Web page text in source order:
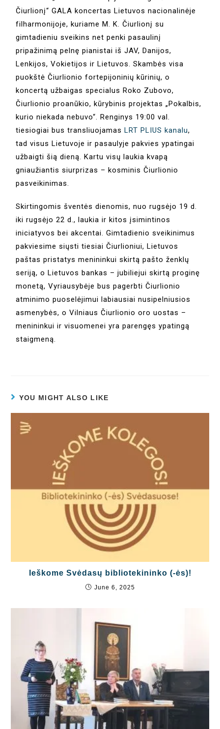
Čiurlionį“ GALA koncertas Lietuvos nacionalinėje
filharmonijoje, kuriame M. K. Čiurlionį su
gimtadieniu sveikins net penki pasaulinį
pripažinimą pelnę pianistai iš JAV, Danijos,
Lenkijos, Vokietijos ir Lietuvos. Skambės visa
puokštė Čiurlionio fortepijoninių kūrinių, o
koncertą užbaigas specialus Roko Zubovo,
Čiurlionio proanūkio, kūrybinis projektas „Pokalbis,
kurio niekada nebuvo“. Renginys 19:00 val.
tiesiogiai bus transliuojamasLRT PLIUS kanalu,
tad visus Lietuvoje ir pasaulyje pakvies ypatingai
užbaigti šią dieną. Kartu visų laukia kvapą
gniaužiantis siurprizas – kosminis Čiurlionio
pasveikinimas.
Skirtingomis šventės dienomis, nuo rugsėjo 19 d.
iki rugsėjo 22 d., laukia ir kitos įsimintinos
iniciatyvos bei akcentai. Gimtadienio sveikinimus
pakviesime siųsti tiesiai Čiurlioniui, Lietuvos
paštas pristatys menininkui skirtą pašto ženklų
seriją, o Lietuvos bankas – jubiliejui skirtą proginę
monetą, Vyriausybėje bus pagerbti Čiurlionio
atminimo puoselėjimui labiausiai nusipelniusios
asmenybės, o Vilniaus Čiurlionio oro uostas –
menininkui ir visuomenei yra parengęs ypatingą
staigmeną.
YOU MIGHT ALSO LIKE
Ieškome Svėdasų bibliotekininko (-ės)!
June 6, 2025